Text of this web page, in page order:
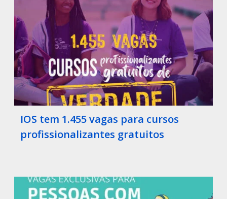
IOS tem 1.455 vagas para cursos
profissionalizantes gratuitos